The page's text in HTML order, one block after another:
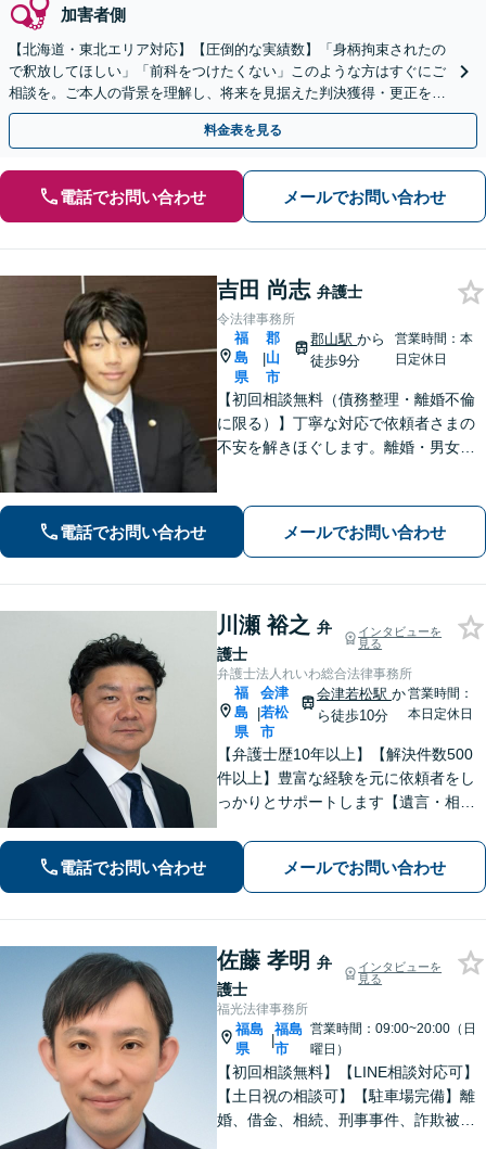
加害者側
【北海道・東北エリア対応】【圧倒的な実績数】「身柄拘束されたの
で釈放してほしい」「前科をつけたくない」このような方はすぐにご
相談を。ご本人の背景を理解し、将来を見据えた判決獲得・更正をサ
ポートいたします。【初回60分無料相談】
料金表を見る
電話でお問い合わせ メールでお問い合わせ
吉田 尚志 弁護士
令法律事務所
福
島
県
|
郡
山
市
郡山駅から
徒歩9分
営業時間：本
日定休日
【初回相談無料（債務整理・離婚不倫
に限る）】丁寧な対応で依頼者さまの
不安を解きほぐします。離婚・男女問
え込まずお気軽にご相談ください。
【分割払い可能】
電話でお問い合わせ メールでお問い合わせ
川瀬 裕之 弁
護士
インタビューを
見る
弁護士法人れいわ総合法律事務所
福
島
県
|
会津
若松
市
会津若松駅 か
ら徒歩10分
営業時間：
本日定休日
【弁護士歴10年以上】【解決件数500
件以上】豊富な経験を元に依頼者をし
っかりとサポートします【遺言・相
目指します【離婚・男女問題】離婚は
人それぞれ置かれた状況が異なるた
め、その人にあった解決策を探ります
電話でお問い合わせ メールでお問い合わせ
佐藤 孝明 弁
護士
インタビューを
見る
福光法律事務所
福島
県
|
福島
市
営業時間：09:00~20:00（日
曜日）
【初回相談無料】【LINE相談対応可】
【土日祝の相談可】【駐車場完備】離
婚、借金、相続、刑事事件、詐欺被